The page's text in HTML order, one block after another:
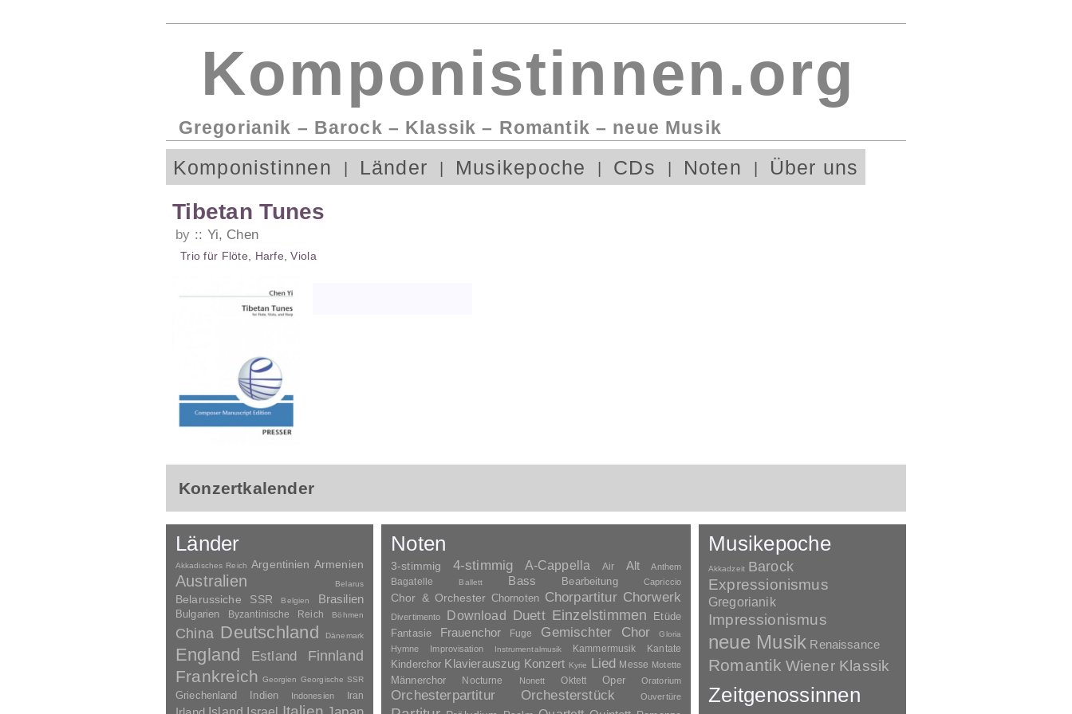
Komponistinnen.org
Gregorianik – Barock – Klassik – Romantik – neue Musik
Komponistinnen Länder Musikepoche CDs Noten Über uns
Tibetan Tunes
by Yi, Chen
Trio für Flöte Harfe ,Viola
Konzertkalender
Länder
Akkadisches Reich Argentinien Armenien
Australien Belarus
Belarussiche SSR Belgien Brasilien
Bulgarien Byzantinische Reich Böhmen
China Deutschland Dänemark
England Estland Finnland
Frankreich Georgien Georgische SSR
Griechenland Indien Indonesien Iran
Noten
3-stimmig 4-stimmig A-Cappella Air Alt Anthem
Bagatelle Ballett Bass Bearbeitung Capriccio
Chor & Orchester Chornoten Chorpartitur Chorwerk
Divertimento Download Duett Einzelstimmen Etüde
Fantasie Frauenchor Fuge Gemischter Chor Gloria
Hymne Improvisation Instrumentalmusik Kammermusik Kantate
Kinderchor Klavierauszug Konzert Kyrie Lied Messe Motette
Männerchor Nocturne Nonett Oktett Oper Oratorium
Orchesterpartitur Orchesterstück Ouvertüre
Musikepoche
Akkadzeit Barock
Expressionismus
Gregorianik
Impressionismus
neue Musik Renaissance
Romantik Wiener Klassik
Zeitgenossinnen